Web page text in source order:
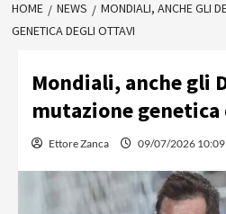
HOME NEWS
MONDIALI, ANCHE GLI
GENETICA DEGLI OTTAVI
Mondiali, anche gli
mutazione
Ettore Zanca 09/07/2026 10:09